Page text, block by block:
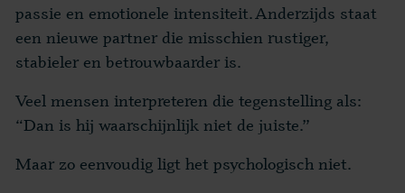
passie en emotionele intensiteit. Anderzijds staat
een nieuwe partner die misschien rustiger,
stabieler en betrouwbaarder is.
Veel mensen interpreteren die tegenstelling als:
“Dan is hij waarschijnlijk niet de juiste.”
Maar zo eenvoudig ligt het psychologisch niet.